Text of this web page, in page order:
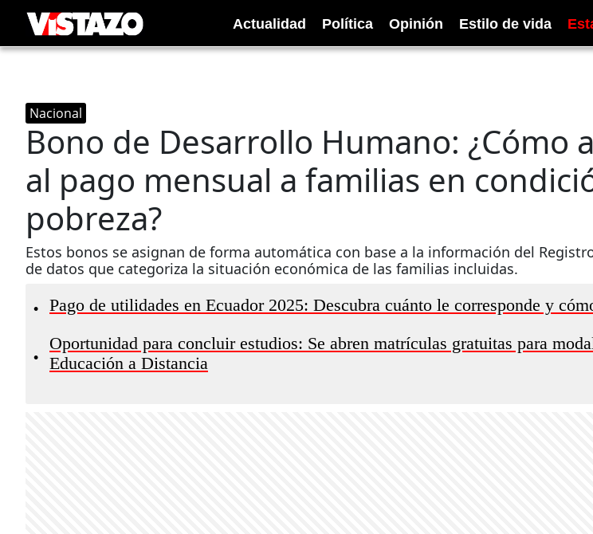
Actualidad Política Opinión Estilo de vida
Nacional
Bono de Desarrollo Humano: ¿Cómo
al pago mensual a familias en
pobreza?
Estos bonos se asignan de forma automática con base a la información del
de datos que categoriza la situación económica de las familias incluidas.
• Pago de utilidades en Ecuador 2025: Descubra cuánto le corresponde y
•
Oportunidad para concluir estudios: Se abren matrículas gratuitas para
Educación a Distancia